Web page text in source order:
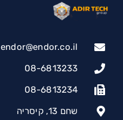
endor@endor.co.il
08-6813233
08-6813234
שחם 13, קיסריה